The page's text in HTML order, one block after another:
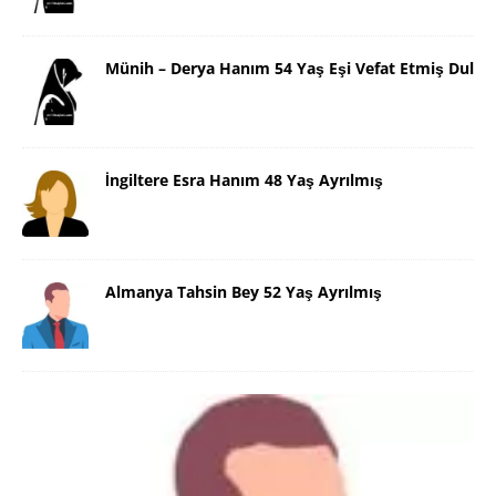
Münih – Derya Hanım 54 Yaş Eşi Vefat Etmiş Dul
İngiltere Esra Hanım 48 Yaş Ayrılmış
Almanya Tahsin Bey 52 Yaş Ayrılmış